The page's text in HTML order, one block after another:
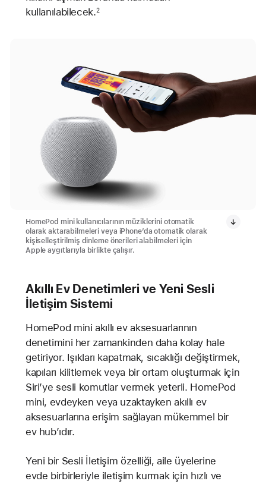
kullanılabilecek.2
HomePod mini kullanıcılarının müziklerini otomatik
olarak aktarabilmeleri veya iPhone’da otomatik olarak
kişiselleştirilmiş dinleme önerileri alabilmeleri için
Apple aygıtlarıyla birlikte çalışır.
Akıllı Ev Denetimleri ve Yeni Sesli
İletişim Sistemi
HomePod mini akıllı ev aksesuarlarının
denetimini her zamankinden daha kolay hale
getiriyor. Işıkları kapatmak, sıcaklığı değiştirmek,
kapıları kilitlemek veya bir ortam oluşturmak için
Siri’ye sesli komutlar vermek yeterli. HomePod
mini, evdeyken veya uzaktayken akıllı ev
aksesuarlarına erişim sağlayan mükemmel bir
ev hub’ıdır.
Yeni bir Sesli İletişim özelliği, aile üyelerine
evde birbirleriyle iletişim kurmak için hızlı ve